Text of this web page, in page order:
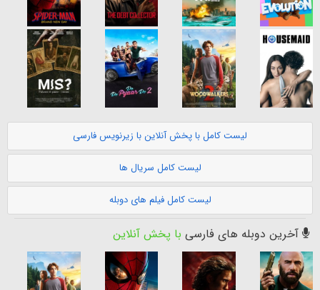
لیست کامل با پخش آنلاین با زیرنویس فارسی
لیست کامل سریال ها
لیست کامل فیلم های دوبله
آخرین دوبله های فارسی با پخش آنلاین